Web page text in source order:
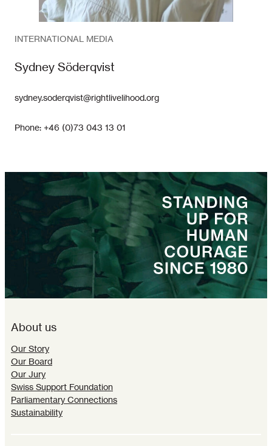
INTERNATIONAL MEDIA
Sydney Söderqvist
sydney.soderqvist@rightlivelihood.org
Phone: +46 (0)73 043 13 01
About us
Our Story
Our Board
Our Jury
Swiss Support Foundation
Parliamentary Connections
Sustainability